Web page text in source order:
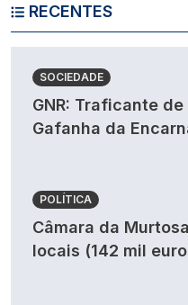
RECENTES
SOCIEDADE
GNR: Traficante
Gafanha da
POLÍTICA
Câmara da
locais (142 mil